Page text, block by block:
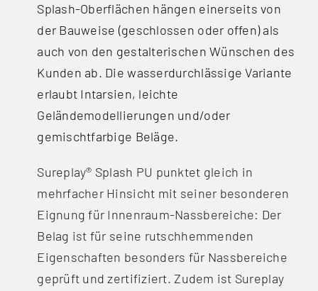
Splash-Oberflächen hängen einerseits von
der Bauweise (geschlossen oder offen) als
auch von den gestalterischen Wünschen des
Kunden ab. Die wasserdurchlässige Variante
erlaubt Intarsien, leichte
Geländemodellierungen und/oder
gemischtfarbige Beläge.
Sureplay® Splash PU punktet gleich in
mehrfacher Hinsicht mit seiner besonderen
Eignung für Innenraum-Nassbereiche: Der
Belag ist für seine rutschhemmenden
Eigenschaften besonders für Nassbereiche
geprüft und zertifiziert. Zudem ist Sureplay